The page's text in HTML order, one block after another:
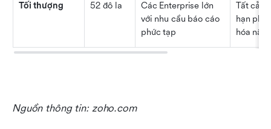
Tối thượng 52 đô la
Các Enterprise lớn
với nhu cầu báo cáo
phức tạp
Tất cả
hạn
hóa
Nguồn thông tin: zoho.com